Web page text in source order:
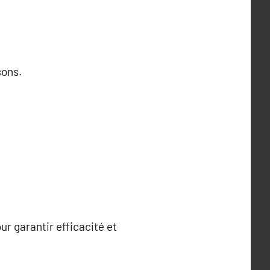
garantir efficacité et